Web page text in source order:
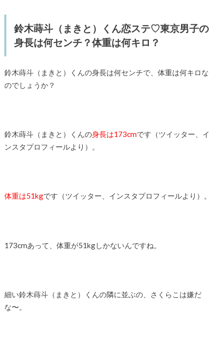
鈴木蒔斗（まきと）くん恋ステ♡東京男子の
身長は何センチ？体重は何キロ？
鈴木蒔斗（まきと）くんの身長は何センチで、体重は何キロな
のでしょうか？
鈴木蒔斗（まきと）くんの身長は173cmです（ツイッター、イ
ンスタプロフィールより）。
体重は51kgです（ツイッター、インスタプロフィールより）。
173cmあって、体重が51kgしかないんですね。
細い鈴木蒔斗（まきと）くんの隣に並ぶの、さくらこは嫌だ
な〜。